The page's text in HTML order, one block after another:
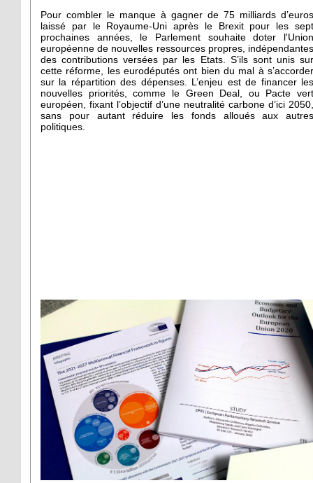
Pour combler le manque à gagner de 75 milliards d’euros
laissé par le Royaume-Uni après le Brexit pour les sept
prochaines années, le Parlement souhaite doter l'Union
européenne de nouvelles ressources propres, indépendantes
des contributions versées par les Etats. S’ils sont unis sur
cette réforme, les eurodéputés ont bien du mal à s’accorder
sur la répartition des dépenses. L’enjeu est de financer les
nouvelles priorités, comme le Green Deal, ou Pacte vert
européen, fixant l’objectif d’une neutralité carbone d’ici 2050,
sans pour autant réduire les fonds alloués aux autres
politiques.